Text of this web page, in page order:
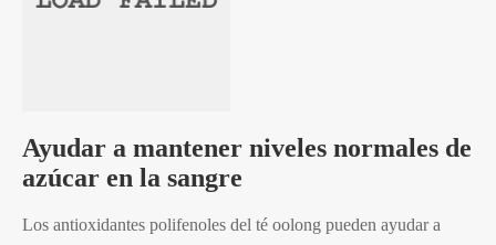
Ayudar a mantener niveles normales de
azúcar en la sangre
Los antioxidantes polifenoles del té oolong pueden ayudar a